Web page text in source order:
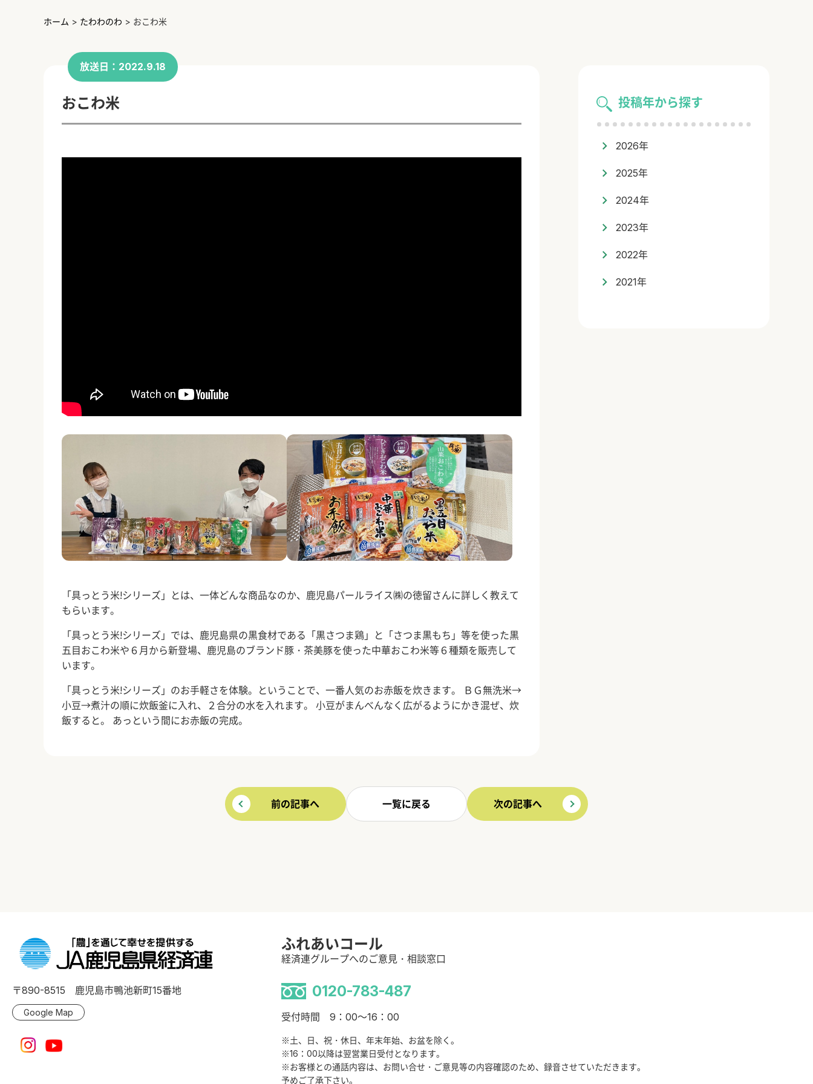
ホーム > たわわのわ > おこわ米
投稿年から探す
2026年
2025年
2024年
2023年
2022年
2021年
放送日：2022.9.18
おこわ米
「具っとう米!シリーズ」とは、一体どんな商品なのか、鹿児島パールライス㈱の徳留さんに詳しく教えて
もらいます。
「具っとう米!シリーズ」では、鹿児島県の黒食材である「黒さつま鶏」と「さつま黒もち」等を使った黒
五目おこわ米や６月から新登場、鹿児島のブランド豚・茶美豚を使った中華おこわ米等６種類を販売して
います。
「具っとう米!シリーズ」のお手軽さを体験。ということで、一番人気のお赤飯を炊きます。 ＢＧ無洗米→
小豆→煮汁の順に炊飯釜に入れ、２合分の水を入れます。 小豆がまんべんなく広がるようにかき混ぜ、炊
飯すると。 あっという間にお赤飯の完成。
前の記事へ 一覧に戻る 次の記事へ
〒890-8515 鹿児島市鴨池新町15番地
Google Map
ふれあいコール
経済連グループへのご意見・相談窓口
0120-783-487
受付時間 9：00～16：00
※土、日、祝・休日、年末年始、お盆を除く。
※16：00以降は翌営業日受付となります。
※お客様との通話内容は、お問い合せ・ご意見等の内容確認のため、録音させていただきます。
予めご了承下さい。